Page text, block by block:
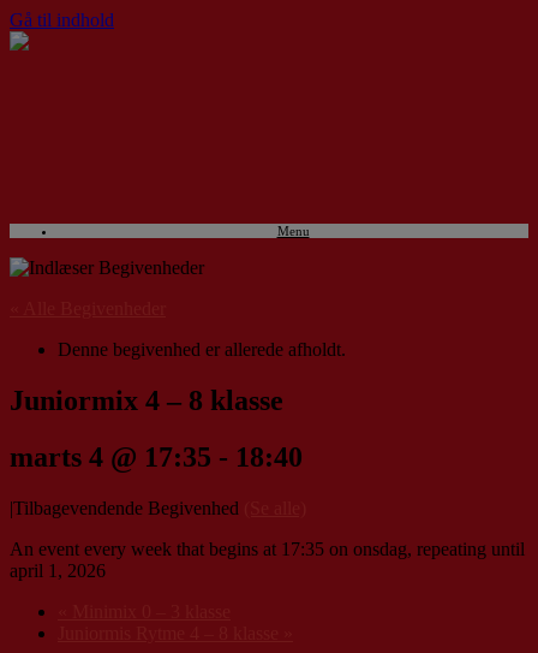
Gå til indhold
Menu
Denne begivenhed er allerede afholdt.
Juniormix 4 – 8 klasse
marts 4 @ 17:35 - 18:40
|Tilbagevendende Begivenhed
An event every week that begins at 17:35 on onsdag, repeating until
april 1, 2026